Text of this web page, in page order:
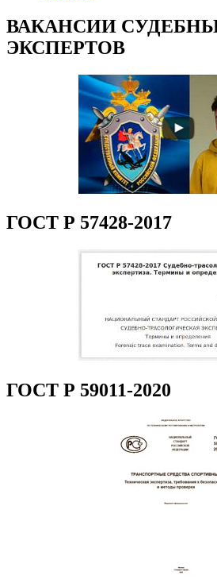
ВАКАНСИИ
ЭКСПЕРТОВ
ГОСТ Р 57428-2017
ГОСТ Р 59011-2020